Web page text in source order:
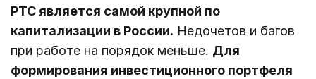
РТС является самой крупной по
капитализации в России. Недочетов и багов
при работе на порядок меньше. Для
формирования инвестиционного портфеля